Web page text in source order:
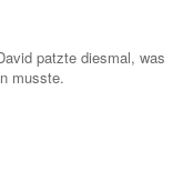
patzte diesmal, was
musste.